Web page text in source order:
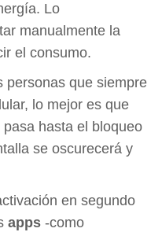
Lo
manualmente la
el consumo.
personas que siempre
lo mejor es que
hasta el bloqueo
se oscurecerá y
en segundo
apps -como